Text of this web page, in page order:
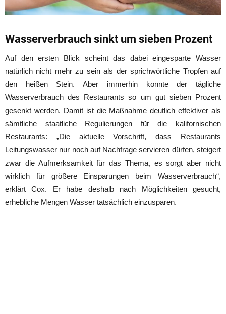
Wasserverbrauch sinkt um sieben Prozent
Auf den ersten Blick scheint das dabei eingesparte Wasser
natürlich nicht mehr zu sein als der sprichwörtliche Tropfen auf
den heißen Stein. Aber immerhin konnte der tägliche
Wasserverbrauch des Restaurants so um gut sieben Prozent
gesenkt werden. Damit ist die Maßnahme deutlich effektiver als
sämtliche staatliche Regulierungen für die kalifornischen
Restaurants: „Die aktuelle Vorschrift, dass Restaurants
Leitungswasser nur noch auf Nachfrage servieren dürfen, steigert
zwar die Aufmerksamkeit für das Thema, es sorgt aber nicht
wirklich für größere Einsparungen beim Wasserverbrauch“,
erklärt Cox. Er habe deshalb nach Möglichkeiten gesucht,
erhebliche Mengen Wasser tatsächlich einzusparen.